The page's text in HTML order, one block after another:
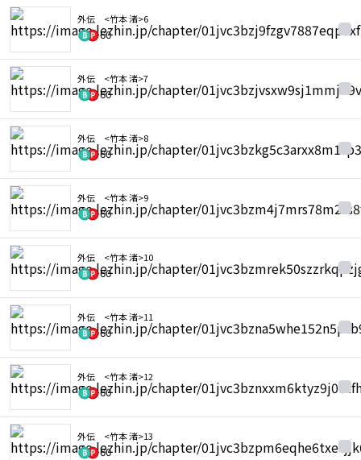
外伝 <竹本 渚>6
60
外伝 <竹本 渚>7
60
外伝 <竹本 渚>8
60
外伝 <竹本 渚>9
60
外伝 <竹本 渚>10
60
外伝 <竹本 渚>11
60
外伝 <竹本 渚>12
60
外伝 <竹本 渚>13
60